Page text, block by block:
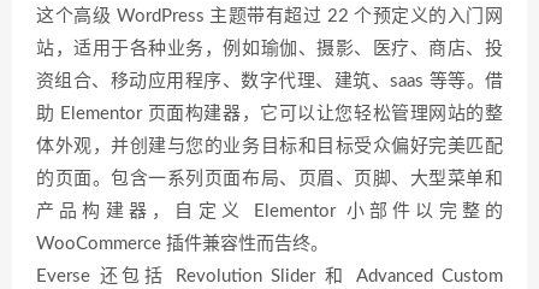
这个高级 WordPress 主题带有超过 22 个预定义的入门网
站，适用于各种业务，例如瑜伽、摄影、医疗、商店、投
资组合、移动应用程序、数字代理、建筑、saas 等等。借
助 Elementor 页面构建器，它可以让您轻松管理网站的整
体外观，并创建与您的业务目标和目标受众偏好完美匹配
的页面。包含一系列页面布局、页眉、页脚、大型菜单和
产品构建器，自定义 Elementor 小部件以完整的
WooCommerce 插件兼容性而告终。
Everse 还包括 Revolution Slider 和 Advanced Custom